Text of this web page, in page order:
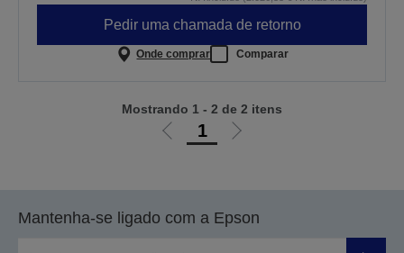
Pedir uma chamada de retorno
Onde comprar Comparar
Ir
anterior
1
Ir
página
Mostrando 1 - 2 de 2 itens
Mantenha-se ligado com a Epson